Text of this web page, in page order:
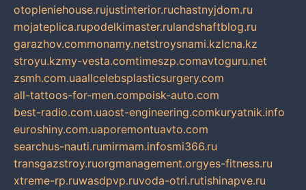
otopleniehouse.rujustinterior.ruchastnyjdom.ru
mojateplica.rupodelkimaster.rulandshaftblog.ru
garazhov.commonamy.netstroysnami.kzlcna.kz
stroyu.kzmy-vesta.comtimeszp.comavtoguru.net
zsmh.com.uaallcelebsplasticsurgery.com
all-tattoos-for-men.compoisk-auto.com
best-radio.com.uaost-engineering.comkuryatnik.info
euroshiny.com.uaporemontuavto.com
searchus-nauti.rumirmam.infosmi366.ru
transgazstroy.ruorgmanagement.orgyes-fitness.ru
xtreme-rp.ruwasdpvp.ruvoda-otri.rutishinapve.ru